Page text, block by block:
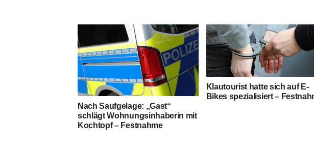
Nach Saufgelage: „Gast“
schlägt Wohnungsinhaberin mit
Kochtopf – Festnahme
Klautourist hatte sich auf E-
Bikes spezialisiert –